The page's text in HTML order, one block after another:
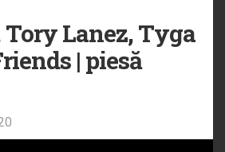
Tory Lanez, Tyga
| piesă